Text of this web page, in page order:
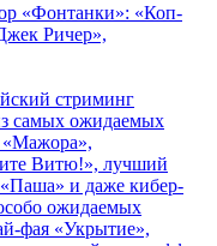
«Фонтанки»: «Коп-
Ричер»,
стриминг
самых ожидаемых
«Мажора»,
Витю!», лучший
и даже кибер-
ожидаемых
фая «Укрытие»,